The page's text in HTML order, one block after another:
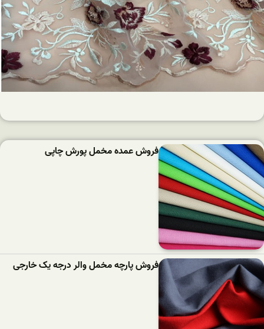
فروش عمده مخمل پورش چاپی
فروش پارچه مخمل والر درجه یک خارجی